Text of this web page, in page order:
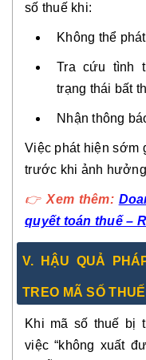
số thuế khi:
Không thể
Tra cứu tình
trạng thái bất
Nhận thông
Việc phát hiện sớm
trước khi ảnh
👉Xem thêm:
quyết toán thuế –
V. HẬU QUẢ
TREO MÃ SỐ THUẾ
Khi mã số thuế bị
việc “không xuất